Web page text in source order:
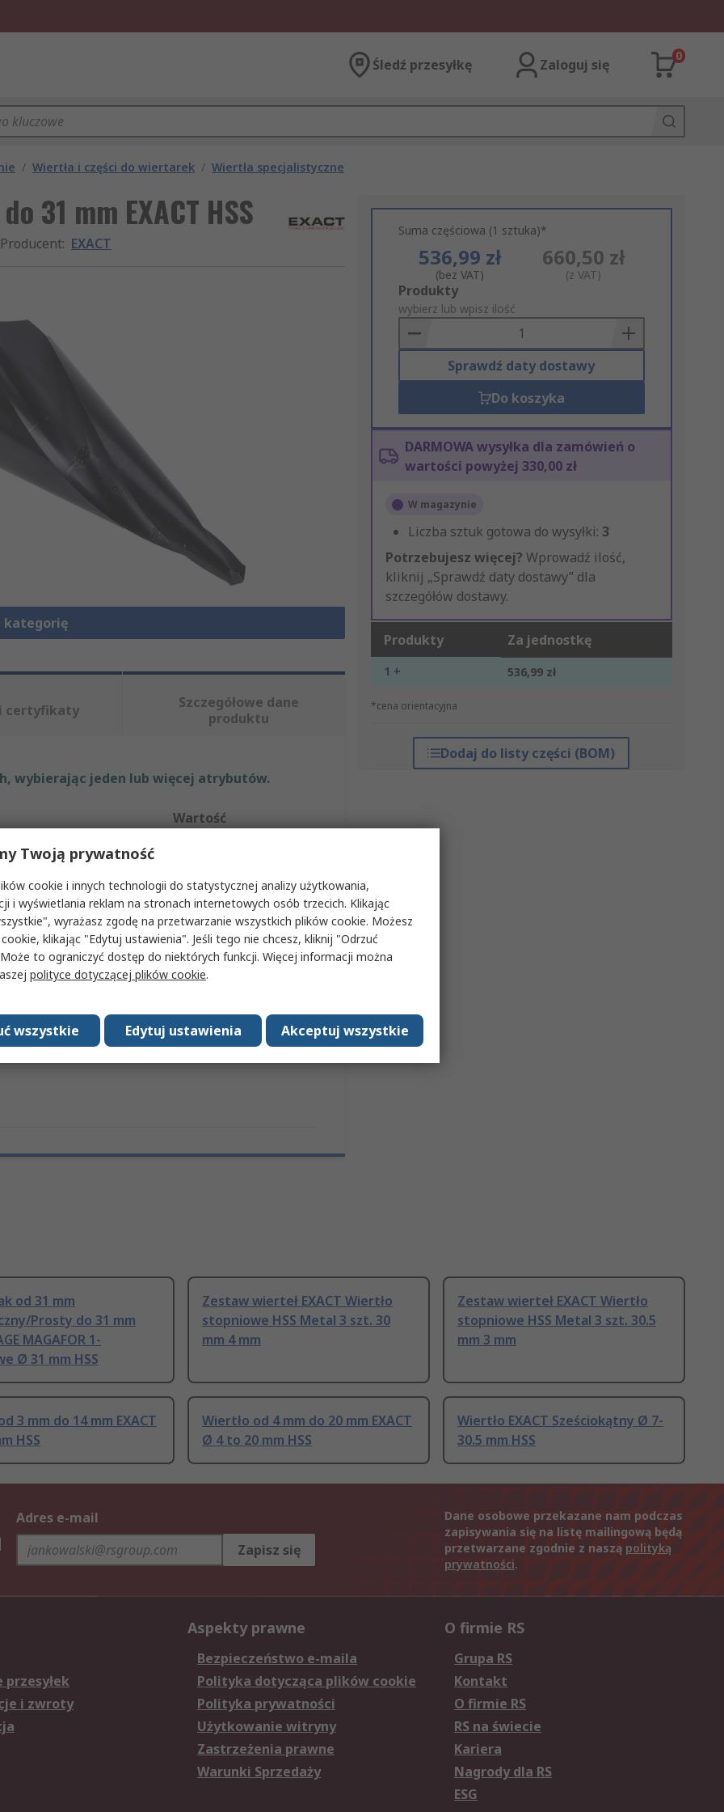
Śledź przesyłkę Zaloguj się
0
/ Wiertła i części do wiertarek / Wiertła specjalistyczne
31 mm EXACT HSS
Producent: EXACT
kategorię
Suma częściowa (1 sztuka)*
536,99 zł
(bez VAT)
660,50 zł
(z VAT)
Add
to
Basket
Produkty
wybierz lub wpisz ilość
Sprawdź daty dostawy
Do koszyka
DARMOWA wysyłka dla zamówień o
wartości powyżej 330,00 zł
W magazynie
Liczba sztuk gotowa do wysyłki: 3
Potrzebujesz więcej? Wprowadź ilość,
kliknij „Sprawdź daty dostawy” dla
szczegółów dostawy.
Produkty Za jednostkę
1 + 536,99 zł
*cena orientacyjna
Dodaj do listy części (BOM)
certyfikaty
Szczegółowe dane
produktu
wybierając jeden lub więcej atrybutów.
Wartość
Wiertło stopniowe
1
HSS
rozmiar głowicy 5mm
rozmiar głowicy 31mm
No
od 31 mm
Prosty do 31 mm
MAGAFOR 1-
Ø 31 mm HSS
Zestaw wierteł EXACT Wiertło
stopniowe HSS Metal 3 szt. 30
mm 4 mm
Zestaw wierteł EXACT Wiertło
stopniowe HSS Metal 3 szt. 30.5
mm 3 mm
3 mm do 14 mm EXACT
HSS
Wiertło od 4 mm do 20 mm EXACT
Ø 4 to 20 mm HSS
Wiertło EXACT Sześciokątny Ø 7-
30.5 mm HSS
Adres e-mail
Zapisz się
Dane osobowe przekazane nam podczas
zapisywania się na listę mailingową będą
przetwarzane zgodnie z naszą polityką
prywatności.
przesyłek
i zwroty
Aspekty prawne
Bezpieczeństwo e-maila
Polityka dotycząca plików cookie
Polityka prywatności
Użytkowanie witryny
Zastrzeżenia prawne
Warunki Sprzedaży
O firmie RS
Grupa RS
Kontakt
O firmie RS
RS na świecie
Kariera
Nagrody dla RS
ESG
Twoją prywatność
cookie i innych technologii do statystycznej analizy użytkowania,
i wyświetlania reklam na stronach internetowych osób trzecich. Klikając
wyrażasz zgodę na przetwarzanie wszystkich plików cookie. Możesz
klikając "Edytuj ustawienia". Jeśli tego nie chcesz, kliknij "Odrzuć
to ograniczyć dostęp do niektórych funkcji. Więcej informacji można
polityce dotyczącej plików cookie.
Akceptuj wszystkie
Edytuj ustawienia
wszystkie